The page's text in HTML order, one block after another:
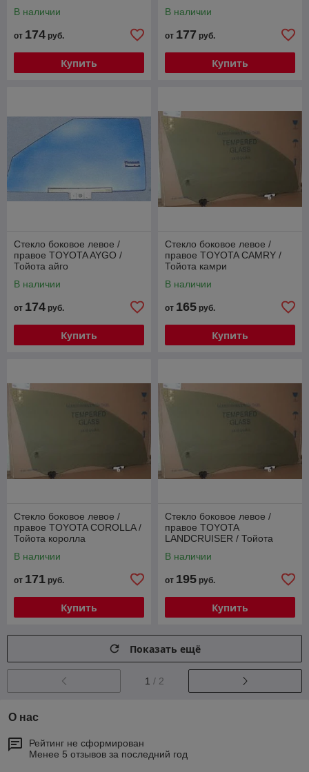
В наличии
от 174 руб.
Купить
В наличии
от 177 руб.
Купить
Стекло боковое левое /
правое TOYOTA AYGO /
Тойота айго
В наличии
от 174 руб.
Купить
Стекло боковое левое /
правое TOYOTA CAMRY /
Тойота камри
В наличии
от 165 руб.
Купить
Стекло боковое левое /
правое TOYOTA COROLLA /
Тойота королла
В наличии
от 171 руб.
Купить
Стекло боковое левое /
правое TOYOTA
LANDCRUISER / Тойота
В наличии
от 195 руб.
Купить
Показать ещё
1 / 2
О нас
Рейтинг не сформирован
Менее 5 отзывов за последний год